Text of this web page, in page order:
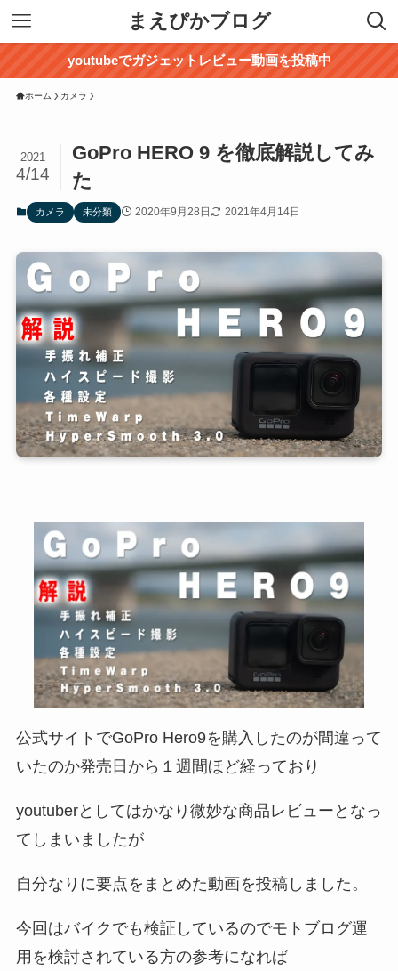
まえぴかブログ
youtubeでガジェットレビュー動画を投稿中
ホーム カメラ
GoPro HERO 9 を徹底解説してみ
た
2021
4/14
カメラ 未分類 2020年9月28日 2021年4月14日
公式サイトでGoPro Hero9を購入したのが間違って
いたのか発売日から１週間ほど経っており
youtuberとしてはかなり微妙な商品レビューとなっ
てしまいましたが
自分なりに要点をまとめた動画を投稿しました。
今回はバイクでも検証しているのでモトブログ運
用を検討されている方の参考になれば